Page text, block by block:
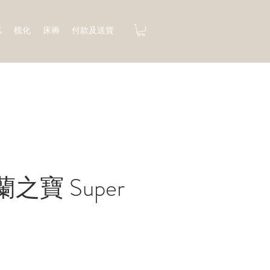
梳化 床褥 付款及送貨
之寶 Super